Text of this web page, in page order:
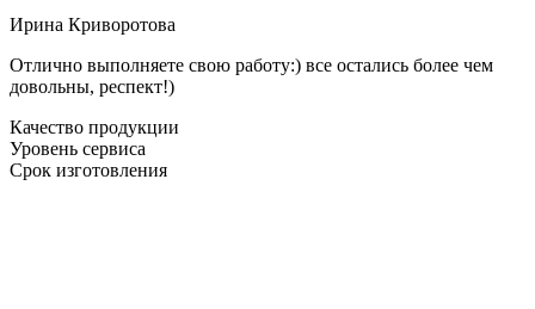
Ирина Криворотова
Отлично выполняете свою работу:) все остались более чем
довольны, респект!)
Качество продукции
Уровень сервиса
Срок изготовления